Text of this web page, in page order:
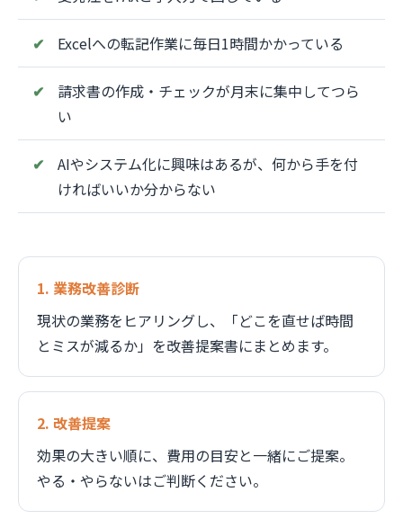
Excelへの転記作業に毎日1時間かかっている
請求書の作成・チェックが月末に集中してつら
い
AIやシステム化に興味はあるが、何から手を付
ければいいか分からない
1. 業務改善診断
現状の業務をヒアリングし、「どこを直せば時間
とミスが減るか」を改善提案書にまとめます。
2. 改善提案
効果の大きい順に、費用の目安と一緒にご提案。
やる・やらないはご判断ください。